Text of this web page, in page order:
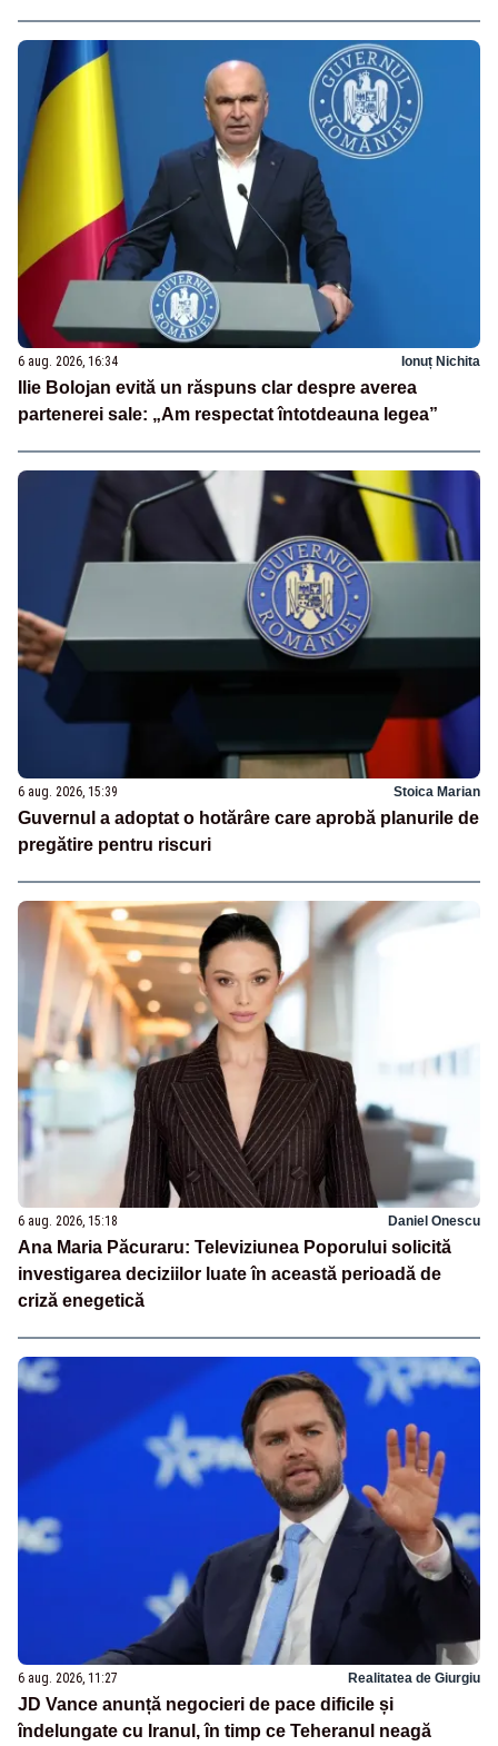
6 aug. 2026, 16:34 Ionuț Nichita
Ilie Bolojan evită un răspuns clar despre averea
partenerei sale: „Am respectat întotdeauna legea”
6 aug. 2026, 15:39 Stoica Marian
Guvernul a adoptat o hotărâre care aprobă planurile de
pregătire pentru riscuri
6 aug. 2026, 15:18 Daniel Onescu
Ana Maria Păcuraru: Televiziunea Poporului solicită
investigarea deciziilor luate în această perioadă de
criză enegetică
6 aug. 2026, 11:27 Realitatea de Giurgiu
JD Vance anunță negocieri de pace dificile și
îndelungate cu Iranul, în timp ce Teheranul neagă